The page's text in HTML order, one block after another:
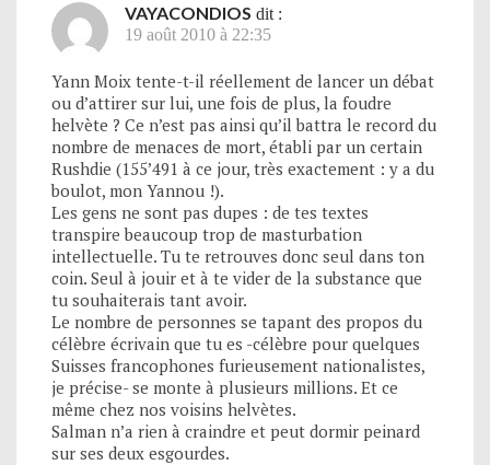
VAYACONDIOS dit :
19 août 2010 à 22:35
Yann Moix tente-t-il réellement de lancer un débat
ou d’attirer sur lui, une fois de plus, la foudre
helvète ? Ce n’est pas ainsi qu’il battra le record du
nombre de menaces de mort, établi par un certain
Rushdie (155’491 à ce jour, très exactement : y a du
boulot, mon Yannou !).
Les gens ne sont pas dupes : de tes textes
transpire beaucoup trop de masturbation
intellectuelle. Tu te retrouves donc seul dans ton
coin. Seul à jouir et à te vider de la substance que
tu souhaiterais tant avoir.
Le nombre de personnes se tapant des propos du
célèbre écrivain que tu es -célèbre pour quelques
Suisses francophones furieusement nationalistes,
je précise- se monte à plusieurs millions. Et ce
même chez nos voisins helvètes.
Salman n’a rien à craindre et peut dormir peinard
sur ses deux esgourdes.